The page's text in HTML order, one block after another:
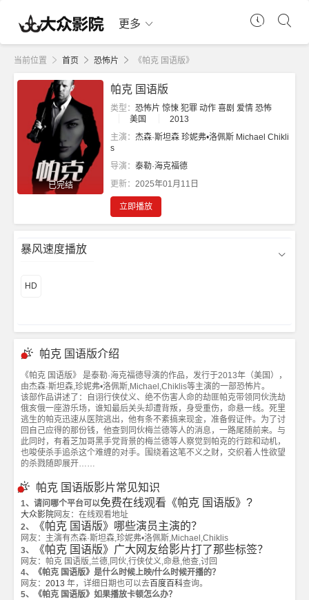
更多
当前位置 首页 恐怖片 《帕克 国语版》
已完结
帕克 国语版
类型： 恐怖片 惊悚 犯罪 动作 喜剧 爱情 恐怖
美国
2013
主演： 杰森·斯坦森 珍妮弗•洛佩斯 Michael Chikli
s
导演： 泰勒·海克福德
更新： 2025年01月11日
立即播放
暴风速度播放
HD
帕克 国语版介绍
《帕克 国语版》 是泰勒·海克福德导演的作品，发行于2013年（美国），
由杰森·斯坦森,珍妮弗•洛佩斯,Michael,Chiklis等主演的一部恐怖片。
该部作品讲述了：自诩行侠仗义、绝不伤害人命的劫匪帕克带领同伙洗劫
俄亥俄一座游乐场，谁知最后关头却遭背叛，身受重伤，命悬一线。死里
逃生的帕克迅速从医院逃出，他有条不紊搞来现金，准备假证件。为了讨
回自己应得的那份钱，他查到同伙梅兰德等人的消息，一路尾随前来。与
此同时，有着芝加哥黑手党背景的梅兰德等人察觉到帕克的行踪和动机，
也唆使杀手追杀这个难缠的对手。围绕着这笔不义之财，交织着人性欲望
的杀戮随即展开……
帕克 国语版影片常见知识
1、请问哪个平台可以免费在线观看《帕克 国语版》?
大众影院网友：在线观看地址
2、
《帕克 国语版》哪些演员主演的？
网友：主演有杰森·斯坦森,珍妮弗•洛佩斯,Michael,Chiklis
3、
《帕克 国语版》广大网友给影片打了那些标签？
网友：帕克 国语版,兰德,同伙,行侠仗义,命悬,他查,讨回
4、《帕克 国语版》是什么时候上映/什么时候开播的？
网友： 2013 年，详细日期也可以去百度百科查询。
5、《帕克 国语版》如果播放卡顿怎么办？